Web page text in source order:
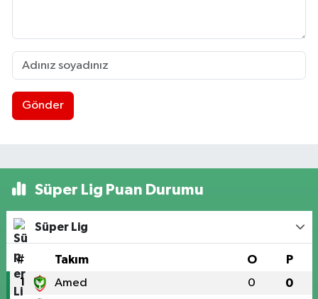
Gönder
Süper Lig Puan Durumu
Süper Lig
# Takım O P
1 Amed 0 0